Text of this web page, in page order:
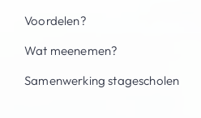
Voordelen?
Wat meenemen?
Samenwerking stagescholen